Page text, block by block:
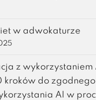
w adwokaturze
z wykorzystaniem
kroków do
AI w